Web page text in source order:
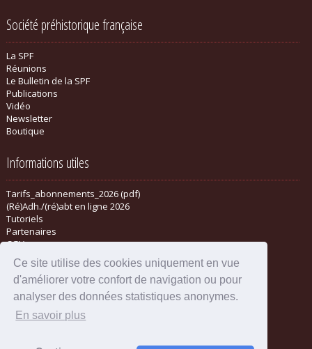
Ce site utilise des cookies uniquement en vue
d'améliorer votre confort de navigation ou pour
analyser des données statistiques anonymes.
En savoir plus
Société préhistorique française
La SPF
Réunions
Le Bulletin de la SPF
Publications
Vidéo
Newsletter
Boutique
Informations utiles
Tarifs_abonnements_2026 (pdf)
(Ré)Adh./(ré)abt en ligne 2026
Tutoriels
Partenaires
CGV